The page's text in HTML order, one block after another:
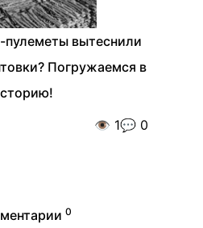
пулеметы вытеснили
Погружаемся в
👁️ 1💬 0
0